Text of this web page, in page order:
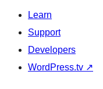
Learn
Support
Developers
WordPress.tv ↗